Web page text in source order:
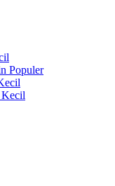
Populer
Kecil